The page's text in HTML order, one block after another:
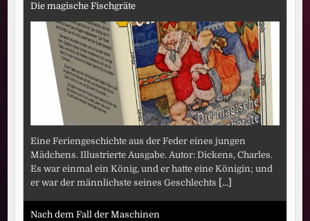
Die magische Fischgräte
Eine Feriengeschichte aus der Feder eines jungen
Mädchens. Illustrierte Ausgabe. Autor: Dickens, Charles.
Es war einmal ein König, und er hatte eine Königin; und
er war der männlichste seines Geschlechts [...]
Nach dem Fall der Maschinen